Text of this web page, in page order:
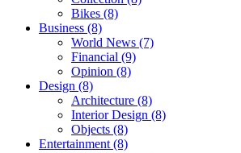
Bikes (8)
Business (8)
World News (7)
Financial (9)
Opinion (8)
Design (8)
Architecture (8)
Interior Design (8)
Objects (8)
Entertainment (8)